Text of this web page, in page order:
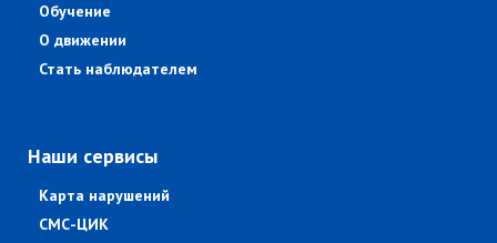
Обучение
О движении
Стать наблюдателем
Наши сервисы
Карта нарушений
СМС-ЦИК